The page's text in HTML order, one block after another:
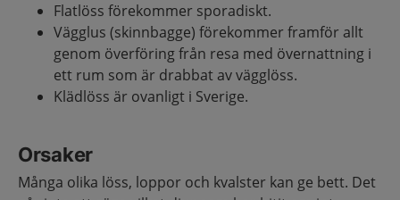
Flatlöss förekommer sporadiskt.
Vägglus (skinnbagge) förekommer framför allt
genom överföring från resa med övernattning i
ett rum som är drabbat av vägglöss.
Klädlöss är ovanligt i Sverige.
Orsaker
Många olika löss, loppor och kvalster kan ge bett. Det